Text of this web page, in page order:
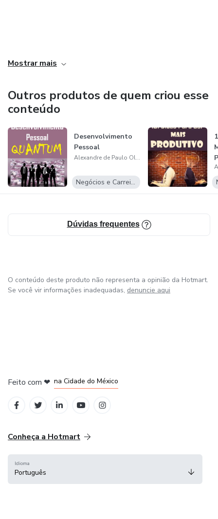
Mostrar mais
Outros produtos de quem criou esse
conteúdo
Desenvolvimento
Pessoal
Alexandre de Paulo Oliveira
Negócios e Carreira
Dúvidas frequentes
O conteúdo deste produto não representa a opinião da Hotmart.
Se você vir informações inadequadas, denuncie aqui
Feito com ❤ na Cidade do México
Conheça a Hotmart
Idioma
Português